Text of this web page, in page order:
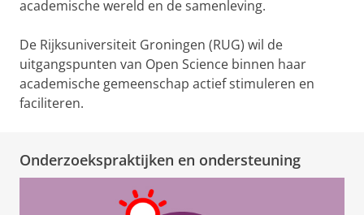
academische wereld en de samenleving.
De Rijksuniversiteit Groningen (RUG) wil de
uitgangspunten van Open Science binnen haar
academische gemeenschap actief stimuleren en
faciliteren.
Onderzoekspraktijken en ondersteuning